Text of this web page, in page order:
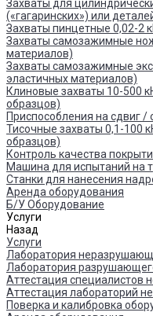
Захваты для
(«гагаринских») или
Захваты пинцетные 0,02-2
Захваты самозажимные
материалов)
Захваты самозажимные
эластичных материалов)
Клиновые захваты 10-500
образцов)
Приспособления на сдвиг /
Тисочные захваты 0,1-100
образцов)
Контроль качества
Машина для испытаний на
Cтанки для нанесения
Аренда оборудования
Б/У Оборудование
Услуги
Назад
Услуги
Лаборатория
Лаборатория
Аттестация специалистов
Аттестация лабораторий
Поверка и калибровка